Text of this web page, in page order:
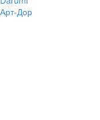
Дор